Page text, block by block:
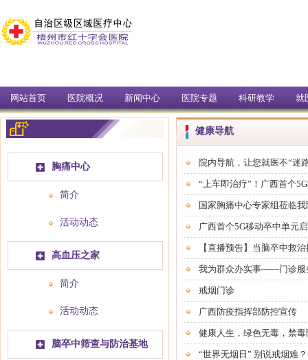
网站首页 医院概况 新闻中心 医院专题 科研教学 就
胸痛中心
简介
活动动态
高血压之家
简介
活动动态
脑卒中筛查与防治基地
健康导航
院内导航，让您就医不“迷
“上车即治疗”！广西首个
国家胸痛中心专家组莅临
广西首个5G移动卒中单元
【直播预告】当脑卒中救
我为群众办实事——门诊服
戒烟门诊
广西防疫指挥部防控宣传
健康人生，绿色无毒，禁
“世界无烟日” 别说戒烟难？